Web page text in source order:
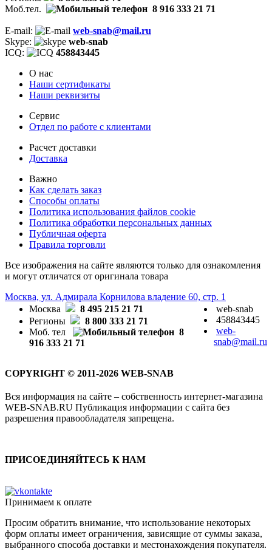
Моб.тел.
8 916 333 21 71
E-mail:
web-snab@mail.ru
Skype:
web-snab
ICQ:
458843445
О нас
Наши сертификаты
Наши реквизиты
Сервис
Отдел по работе с клиентами
Расчет доставки
Доставка
Важно
Как сделать заказ
Способы оплаты
Политика использования файлов cookie
Политика обработки персональных данных
Публичная оферта
Правила торговли
Все изображения на сайте являются только для ознакомления
и могут отличатся от оригинала товара
Москва, ул. Адмирала Корнилова владение 60, стр. 1
Москва
8 495 215 21 71
Регионы
8 800 333 21 71
Моб. тел
8
916 333 21 71
web-snab
458843445
web-
snab@mail.ru
COPYRIGHT © 2011-2026 WEB-SNAB
Вся информация на сайте – собственность интернет-магазина
WEB-SNAB.RU Публикация информации с сайта без
разрешения правообладателя запрещена.
ПРИСОЕДИНЯЙТЕСЬ К НАМ
Принимаем к оплате
Просим обратить внимание, что использование некоторых
форм оплаты имеет ограничения, зависящие от суммы заказа,
выбранного способа доставки и местонахождения покупателя.